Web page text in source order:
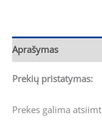
Aprašymas
Prekių pristatymas:
Prekes galima